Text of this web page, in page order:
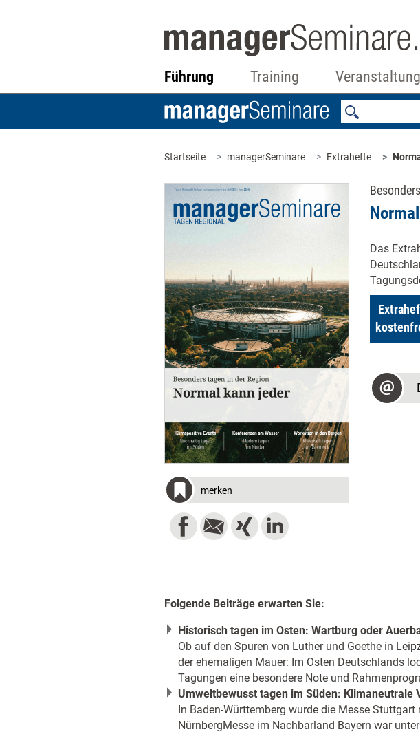
Führung Training
Startseite managerSeminare Extrahefte
merken
Das
Folgende Beiträge erwarten Sie:
Historisch tagen im Osten: Wartburg oder
Ob auf den Spuren von Luther und Goethe in
der ehemaligen Mauer: Im Osten Deutschlands
Tagungen eine besondere Note und
Umweltbewusst tagen im Süden: Klimaneutrale
In Baden-Württemberg wurde die Messe
NürnbergMesse im Nachbarland Bayern war